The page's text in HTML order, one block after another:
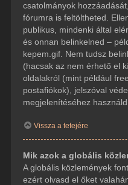
csatolmányok
fórumra is feltöltheted.
publikus, mindenki által
és onnan belinkelned –
kepem.gif. Nem tudsz
(hacsak az nem érhető el
oldalakról (mint például
postafiókok), jelszóval
megjelenítéséhez
Vissza a tetejére
Mik azok a globális
A globális közlemények
ezért olvasd el őket